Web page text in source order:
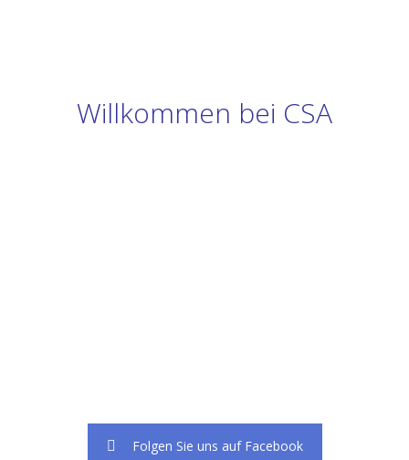
Willkommen bei CSA
Folgen Sie uns auf Facebook